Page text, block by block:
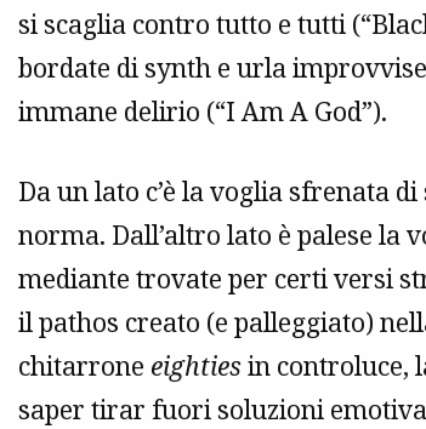
si scaglia contro tutto e tutti
bordate di synth e urla
immane delirio (“I Am A God”).
Da un lato c’è la voglia sfrenata
norma. Dall’altro lato è palese la
mediante trovate per certi versi
il pathos creato (e palleggiato)
chitarrone eighties in controluce,
saper tirar fuori soluzioni